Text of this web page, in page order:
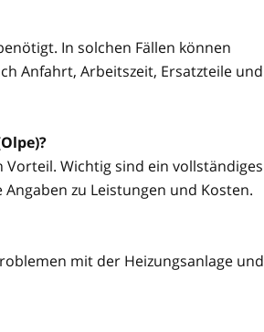
In solchen Fällen können
Anfahrt, Arbeitszeit, Ersatzteile und
Wichtig sind ein vollständiges
zu Leistungen und Kosten.
mit der Heizungsanlage und